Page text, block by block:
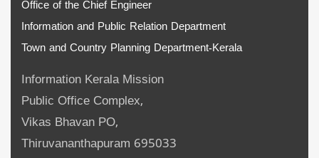
Office of the Chief Engineer
Information and Public Relation Department
Town and Country Planning Department-Kerala
Information Kerala Mission
Public Office Complex,
Vikas Bhavan PO,
Thiruvananthapuram 695033